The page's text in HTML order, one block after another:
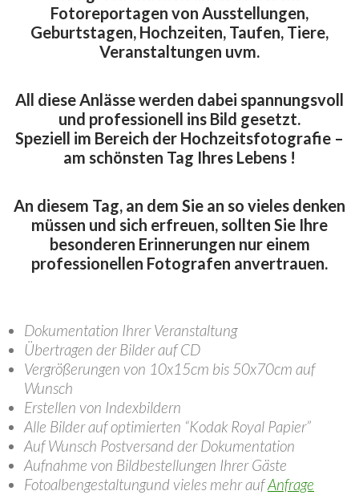
Fotoreportagen von Ausstellungen,
Geburtstagen, Hochzeiten, Taufen, Tiere,
Veranstaltungen uvm.
All diese Anlässe werden dabei spannungsvoll
und professionell ins Bild gesetzt.
Speziell im Bereich der Hochzeitsfotografie –
am schönsten Tag Ihres Lebens !
An diesem Tag, an dem Sie an so vieles denken
müssen und sich erfreuen, sollten Sie Ihre
besonderen Erinnerungen nur einem
professionellen Fotografen anvertrauen.
Dokumentation Ihrer Veranstaltung
Übertragen der Bilder auf CD
Vergrößerungen von 10x15cm bis 50x70cm auf
Wunsch
Erstellen von Indexbildern
Alle Bilder auf optimierten “Kodak Royal Papier”
Auf Wunsch Postversand der Dokumentation
Aufnahme von Bildbestellungen Ihrer Gäste
Fotoalbengestaltungund vieles mehr aufAnfrage